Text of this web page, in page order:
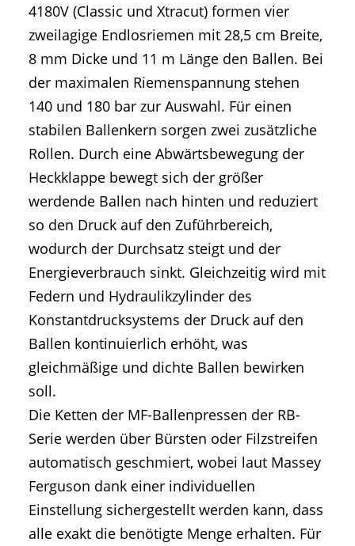
4180V (Classic und Xtracut) formen vier
zweilagige Endlosriemen mit 28,5 cm Breite,
8 mm Dicke und 11 m Länge den Ballen. Bei
der maximalen Riemenspannung stehen
140 und 180 bar zur Auswahl. Für einen
stabilen Ballenkern sorgen zwei zusätzliche
Rollen. Durch eine Abwärtsbewegung der
Heckklappe bewegt sich der größer
werdende Ballen nach hinten und reduziert
so den Druck auf den Zuführbereich,
wodurch der Durchsatz steigt und der
Energieverbrauch sinkt. Gleichzeitig wird mit
Federn und Hydraulikzylinder des
Konstantdrucksystems der Druck auf den
Ballen kontinuierlich erhöht, was
gleichmäßige und dichte Ballen bewirken
soll.
Die Ketten der MF-Ballenpressen der RB-
Serie werden über Bürsten oder Filzstreifen
automatisch geschmiert, wobei laut Massey
Ferguson dank einer individuellen
Einstellung sichergestellt werden kann, dass
alle exakt die benötigte Menge erhalten. Für